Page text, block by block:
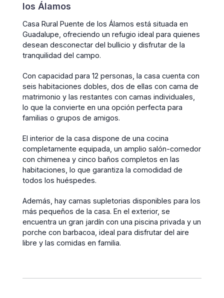
los Álamos
Casa Rural Puente de los Álamos está situada en
Guadalupe, ofreciendo un refugio ideal para quienes
desean desconectar del bullicio y disfrutar de la
tranquilidad del campo.
Con capacidad para 12 personas, la casa cuenta con
seis habitaciones dobles, dos de ellas con cama de
matrimonio y las restantes con camas individuales,
lo que la convierte en una opción perfecta para
familias o grupos de amigos.
El interior de la casa dispone de una cocina
completamente equipada, un amplio salón-comedor
con chimenea y cinco baños completos en las
habitaciones, lo que garantiza la comodidad de
todos los huéspedes.
Además, hay camas supletorias disponibles para los
más pequeños de la casa. En el exterior, se
encuentra un gran jardín con una piscina privada y un
porche con barbacoa, ideal para disfrutar del aire
libre y las comidas en familia.